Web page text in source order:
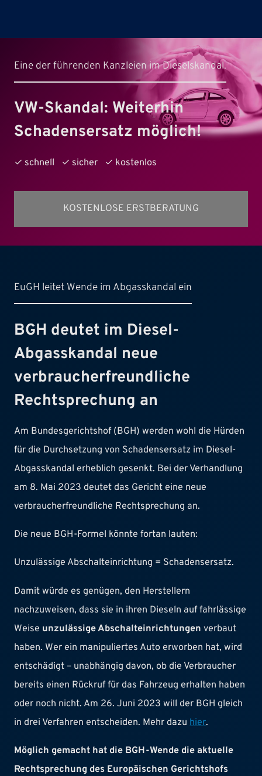
Eine der führenden Kanzleien im Dieselskandal.
VW-Skandal: Weiterhin
Schadensersatz möglich!
✓ schnell ✓ sicher ✓ kostenlos
KOSTENLOSE ERSTBERATUNG
EuGH leitet Wende im Abgasskandal ein
BGH deutet im Diesel-
Abgasskandal neue
verbraucherfreundliche
Rechtsprechung an
Am Bundesgerichtshof (BGH) werden wohl die Hürden
für die Durchsetzung von Schadensersatz im Diesel-
Abgasskandal erheblich gesenkt. Bei der Verhandlung
am 8. Mai 2023 deutet das Gericht eine neue
verbraucherfreundliche Rechtsprechung an.
Die neue BGH-Formel könnte fortan lauten:
Unzulässige Abschalteinrichtung = Schadensersatz.
Damit würde es genügen, den Herstellern
nachzuweisen, dass sie in ihren Dieseln auf fahrlässige
Weise unzulässige Abschalteinrichtungen verbaut
haben. Wer ein manipuliertes Auto erworben hat, wird
entschädigt – unabhängig davon, ob die Verbraucher
bereits einen Rückruf für das Fahrzeug erhalten haben
oder noch nicht. Am 26. Juni 2023 will der BGH gleich
in drei Verfahren entscheiden. Mehr dazu hier.
Möglich gemacht hat die BGH-Wende die aktuelle
Rechtsprechung des Europäischen Gerichtshofs